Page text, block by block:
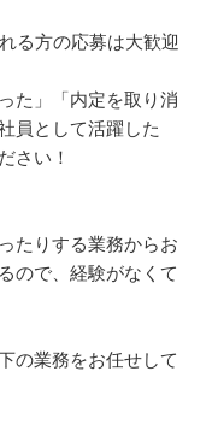
る方の応募は大歓迎
た」「内定を取り消
員として活躍した
さい！
たりする業務からお
ので、経験がなくて
の業務をお任せして